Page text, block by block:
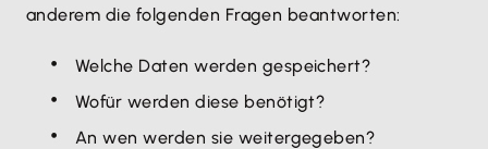
anderem die folgenden Fragen beantworten:
Welche Daten werden gespeichert?
Wofür werden diese benötigt?
An wen werden sie weitergegeben?